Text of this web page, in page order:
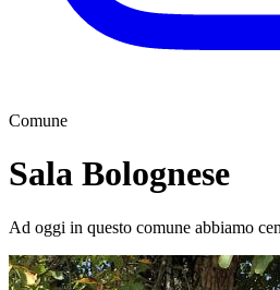
Comune
Sala Bolognese
Ad oggi in questo comune abbiamo